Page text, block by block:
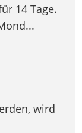
14 Tage.
wird